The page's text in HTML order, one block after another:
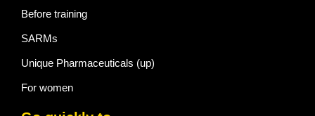
Before training
SARMs
Unique Pharmaceuticals (up)
For women